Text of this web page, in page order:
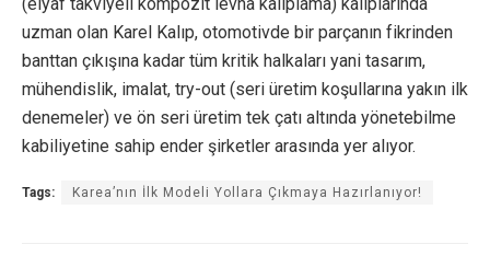
uzman olan Karel Kalıp, otomotivde bir parçanın fikrinden
banttan çıkışına kadar tüm kritik halkaları yani tasarım,
mühendislik, imalat, try-out (seri üretim koşullarına yakın ilk
denemeler) ve ön seri üretim tek çatı altında yönetebilme
kabiliyetine sahip ender şirketler arasında yer alıyor.
Tags: Karea’nın İlk Modeli Yollara Çıkmaya Hazırlanıyor!